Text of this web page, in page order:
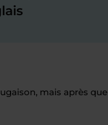
mais après